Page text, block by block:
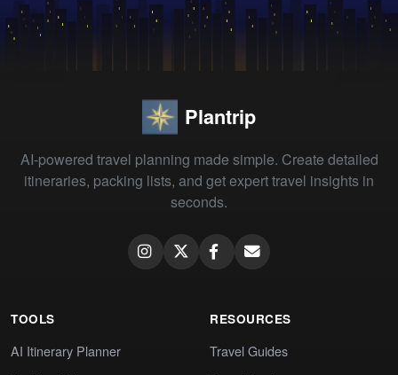
Plantrip
AI-powered travel planning made simple. Create detailed
itineraries, packing lists, and get expert travel insights in
seconds.
TOOLS
AI Itinerary Planner
RESOURCES
Travel Guides